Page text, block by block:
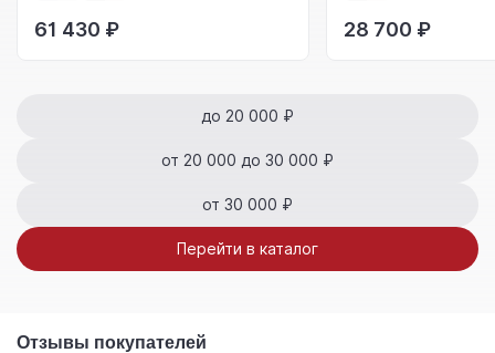
61 430 ₽ 28 700 ₽
до 20 000 ₽
от 20 000 до 30 000 ₽
от 30 000 ₽
Перейти в каталог
Отзывы покупателей